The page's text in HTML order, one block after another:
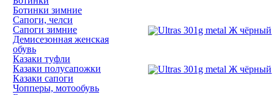
Ботинки зимние
Сапоги, челси
Сапоги зимние
Демисезонная женская
обувь
Казаки туфли
Казаки полусапожки
Казаки сапоги
Чопперы, мотообувь